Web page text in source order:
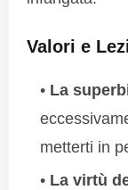
Valori e
La
metterti in
La virtù